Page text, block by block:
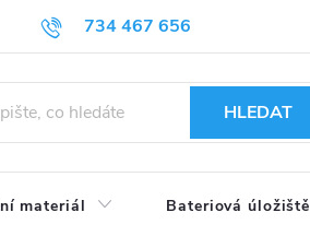
734 467 656
HLEDAT
materiál Bateriová úložiště